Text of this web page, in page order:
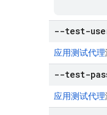
--test-
应用测试代理
--test-
应用测试代理